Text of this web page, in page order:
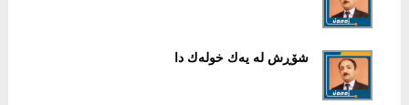
شۆڕش لە یەك خولەك دا